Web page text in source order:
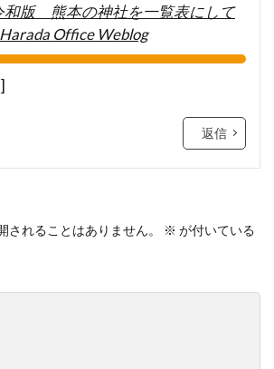
和版 熊本の神社を一覧表にして
Office Weblog
返信
されることはありません。 ※ が付いている